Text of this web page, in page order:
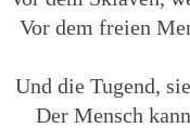
Vor dem freien
Und die Tugend,
Der Mensch